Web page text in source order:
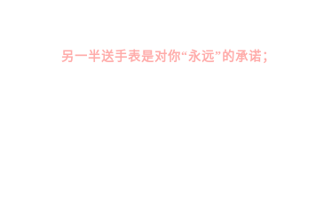
另一半送手表是对你“永远”的承诺；